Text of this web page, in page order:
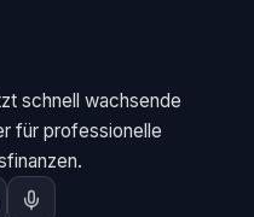
schnell wachsende
für professionelle